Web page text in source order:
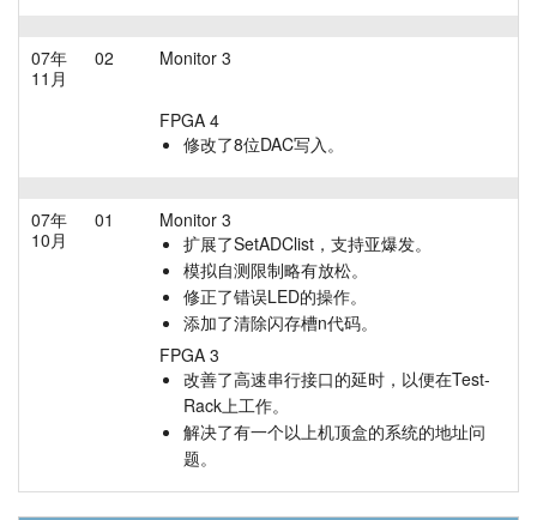
07年
11月
02 Monitor 3
FPGA 4
修改了8位DAC写入。
07年
10月
01
Monitor 3
扩展了SetADClist，支持亚爆发。
模拟自测限制略有放松。
修正了错误LED的操作。
添加了清除闪存槽n代码。
FPGA 3
改善了高速串行接口的延时，以便在Test-
Rack上工作。
解决了有一个以上机顶盒的系统的地址问
题。